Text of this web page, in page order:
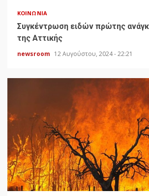
ΚΟΙΝΩΝΊΑ
Συγκέντρωση ειδών πρώτης
της Αττικής
newsroom 12 Αυγούστου, 2024 - 22:21